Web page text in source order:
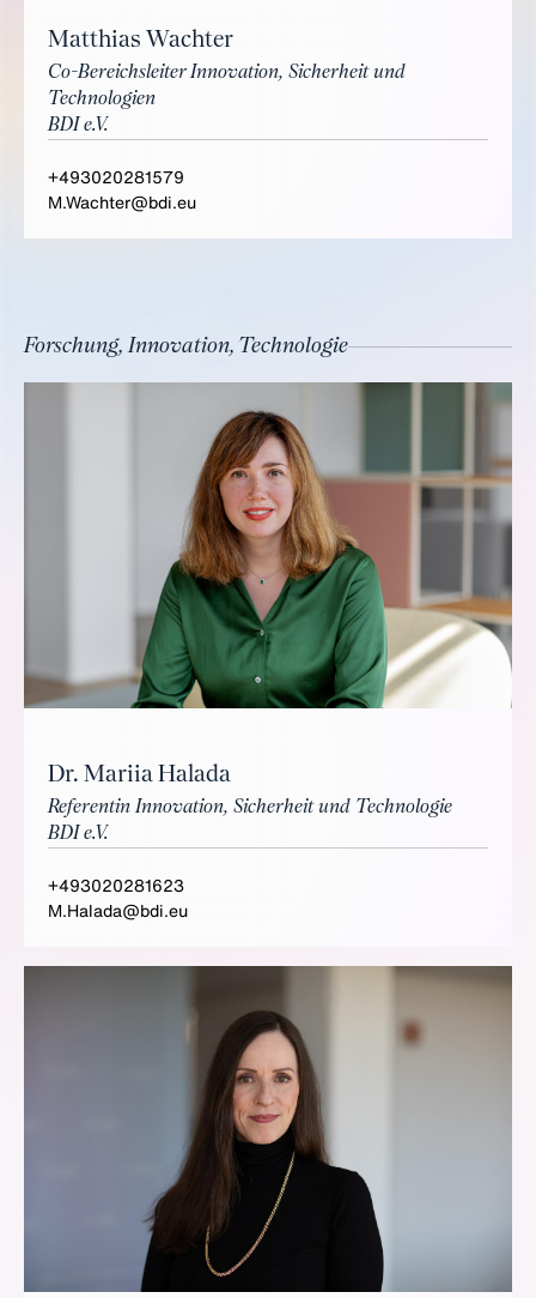
Matthias Wachter
Co-Bereichsleiter Innovation, Sicherheit und
Technologien
BDI e.V.
+493020281579
M.Wachter@bdi.eu
Forschung, Innovation, Technologie
Dr. Mariia Halada
Referentin Innovation, Sicherheit und Technologie
BDI e.V.
+493020281623
M.Halada@bdi.eu